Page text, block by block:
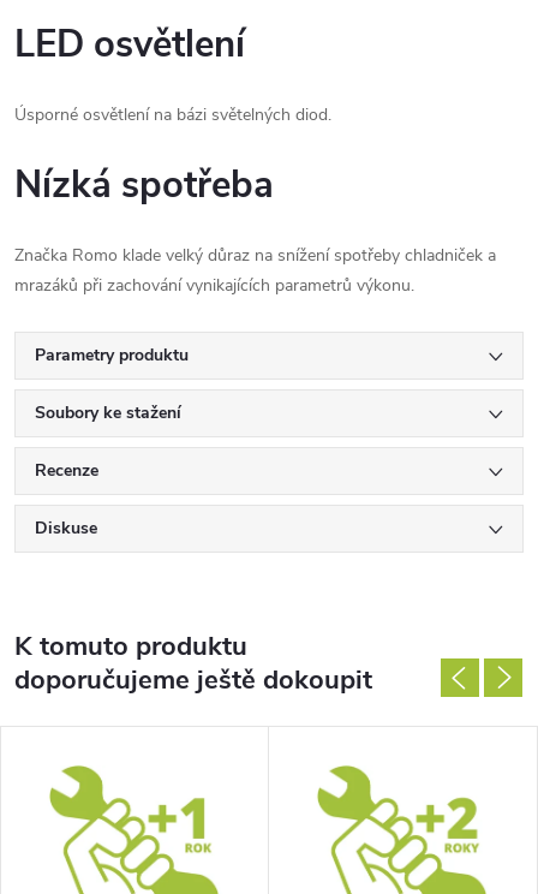
LED osvětlení
Úsporné osvětlení na bázi světelných diod.
Nízká spotřeba
Značka Romo klade velký důraz na snížení spotřeby chladniček a
mrazáků při zachování vynikajících parametrů výkonu.
Parametry produktu
Soubory ke stažení
Recenze
Diskuse
K tomuto produktu
doporučujeme ještě dokoupit